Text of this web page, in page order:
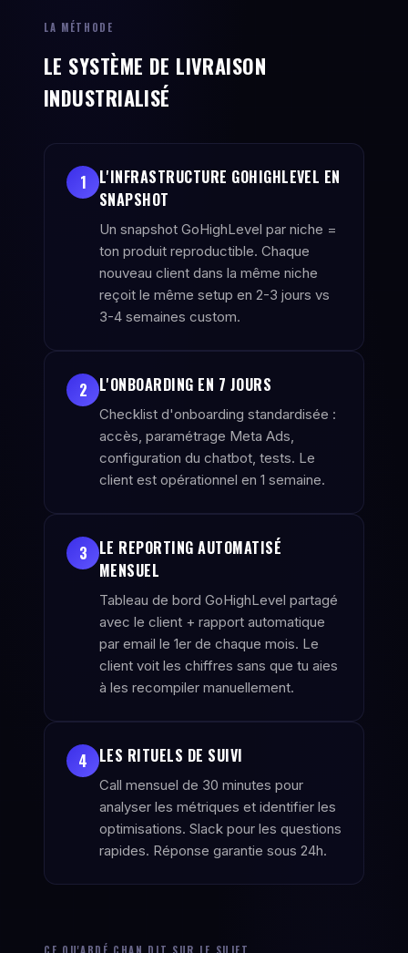
LA MÉTHODE
LE SYSTÈME DE LIVRAISON
INDUSTRIALISÉ
1
L'INFRASTRUCTURE GOHIGHLEVEL EN
SNAPSHOT
Un snapshot GoHighLevel par niche =
ton produit reproductible. Chaque
nouveau client dans la même niche
reçoit le même setup en 2-3 jours vs
3-4 semaines custom.
2 L'ONBOARDING EN 7 JOURS
Checklist d'onboarding standardisée :
accès, paramétrage Meta Ads,
configuration du chatbot, tests. Le
client est opérationnel en 1 semaine.
3
LE REPORTING AUTOMATISÉ
MENSUEL
Tableau de bord GoHighLevel partagé
avec le client + rapport automatique
par email le 1er de chaque mois. Le
client voit les chiffres sans que tu aies
à les recompiler manuellement.
4 LES RITUELS DE SUIVI
Call mensuel de 30 minutes pour
analyser les métriques et identifier les
optimisations. Slack pour les questions
rapides. Réponse garantie sous 24h.